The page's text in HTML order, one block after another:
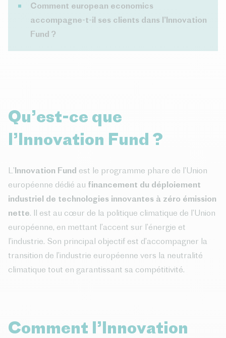
Comment european economics
accompagne-t-il ses clients dans l’Innovation
Fund ?
Qu’est-ce que
l’Innovation Fund ?
L’Innovation Fund est le programme phare de l’Union
européenne dédié au financement du déploiement
industriel de technologies innovantes à zéro émission
nette. Il est au cœur de la politique climatique de l’Union
européenne, en mettant l’accent sur l’énergie et
l’industrie. Son principal objectif est d’accompagner la
transition de l’industrie européenne vers la neutralité
climatique tout en garantissant sa compétitivité.
Comment l’Innovation